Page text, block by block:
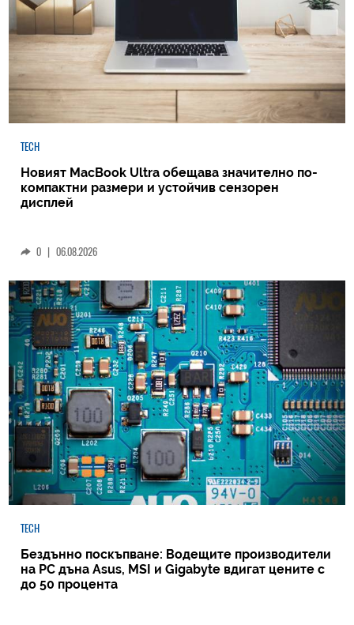
TECH
Новият MacBook Ultra обещава значително по-
компактни размери и устойчив сензорен
дисплей
0 06.08.2026
TECH
Бездънно поскъпване: Водещите производители
на РС дъна Asus, MSI и Gigabyte вдигат цените с
до 50 процента